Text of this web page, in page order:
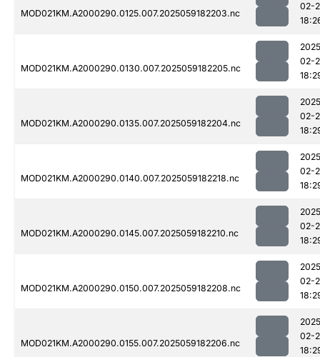
MOD021KM.A2000290.0125.007.2025059182203.nc
02-
MOD021KM.A2000290.0130.007.2025059182205.nc
02-
MOD021KM.A2000290.0135.007.2025059182204.nc
02-
MOD021KM.A2000290.0140.007.2025059182218.nc
02-
MOD021KM.A2000290.0145.007.2025059182210.nc
02-
MOD021KM.A2000290.0150.007.2025059182208.nc
02-
MOD021KM.A2000290.0155.007.2025059182206.nc
02-